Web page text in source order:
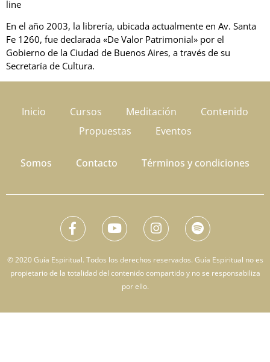
line
En el año 2003, la librería, ubicada actualmente en Av. Santa
Fe 1260, fue declarada «De Valor Patrimonial» por el
Gobierno de la Ciudad de Buenos Aires, a través de su
Secretaría de Cultura.
Inicio Cursos Meditación
Contenido
Propuestas
Eventos
Somos Contacto Términos y condiciones
© 2020 Guía Espiritual. Todos los derechos reservados. Guía Espiritual no es
propietario de la totalidad del contenido compartido y no se responsabiliza
por ello.